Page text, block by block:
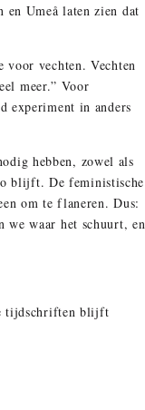
en Umeå laten zien dat
voor vechten. Vechten
meer.” Voor
experiment in anders
hebben, zowel als
blijft. De feministische
om te flaneren. Dus:
waar het schuurt, en
tijdschriften blijft